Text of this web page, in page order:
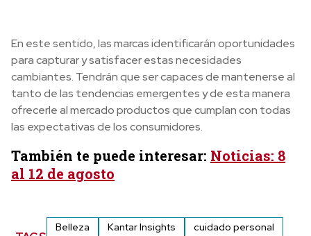
En este sentido, las marcas identificarán oportunidades
para capturar y satisfacer estas necesidades
cambiantes. Tendrán que ser capaces de mantenerse al
tanto de las tendencias emergentes y de esta manera
ofrecerle al mercado productos que cumplan con todas
las expectativas de los consumidores.
También te puede interesar: Noticias: 8
al 12 de agosto
Belleza Kantar Insights
cuidado personal